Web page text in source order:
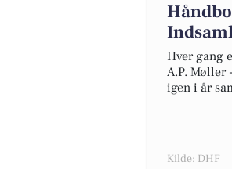
Hver gang
A.P. Møller
igen i år
Kilde: DHF